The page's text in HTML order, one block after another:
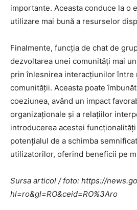
importante. Aceasta conduce la o
utilizare mai bună a resurselor
Finalmente, funcția de chat de
dezvoltarea unei comunități mai
prin înlesnirea interacțiunilor între
comunității. Aceasta poate
coeziunea, având un impact
organizaționale și a relațiilor
introducerea acestei funcționalități
potențialul de a schimba
utilizatorilor, oferind beneficii pe
Sursa articol / foto: https://
hl=ro&gl=RO&ceid=RO%3Aro